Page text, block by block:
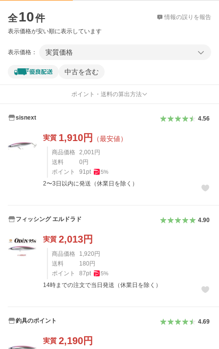
全10件 情報の誤りを報告
表示価格が安い順に表示しています
表示価格： 実質価格
中古を含む
ポイント・送料の算出方法
sisnext 4.56
実質 1,910円 （最安値）
商品価格 2,001 円
送料
0 円
ポイント
91pt 5%
2〜3日以内に発送（休業日を除く）
フィッシング エルドラド 4.90
実質 2,013円
商品価格 1,920 円
送料
180 円
ポイント
87pt 5%
14時までの注文で当日発送（休業日を除く）
釣具のポイント 4.69
実質 2,190円